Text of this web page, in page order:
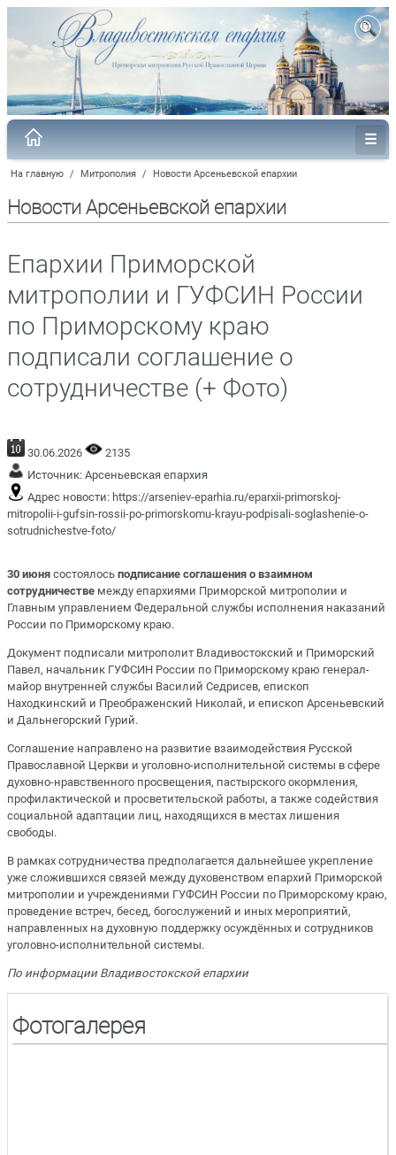
На главную / Митрополия / Новости Арсеньевской епархии
Новости Арсеньевской епархии
Епархии Приморской
митрополии и ГУФСИН России
по Приморскому краю
подписали соглашение о
сотрудничестве (+ Фото)
30.06.2026
2135
Источник: Арсеньевская епархия
Адрес новости: https://arseniev-eparhia.ru/eparxii-primorskoj-
mitropolii-i-gufsin-rossii-po-primorskomu-krayu-podpisali-soglashenie-o-
sotrudnichestve-foto/
30 июня состоялось подписание соглашения о взаимном
сотрудничестве между епархиями Приморской митрополии и
Главным управлением Федеральной службы исполнения наказаний
России по Приморскому краю.
Документ подписали митрополит Владивостокский и Приморский
Павел, начальник ГУФСИН России по Приморскому краю генерал-
майор внутренней службы Василий Седрисев, епископ
Находкинский и Преображенский Николай, и епископ Арсеньевский
и Дальнегорский Гурий.
Соглашение направлено на развитие взаимодействия Русской
Православной Церкви и уголовно-исполнительной системы в сфере
духовно-нравственного просвещения, пастырского окормления,
профилактической и просветительской работы, а также содействия
социальной адаптации лиц, находящихся в местах лишения
свободы.
В рамках сотрудничества предполагается дальнейшее укрепление
уже сложившихся связей между духовенством епархий Приморской
митрополии и учреждениями ГУФСИН России по Приморскому краю,
проведение встреч, бесед, богослужений и иных мероприятий,
направленных на духовную поддержку осуждённых и сотрудников
уголовно-исполнительной системы.
По информации Владивостокской епархии
Фотогалерея